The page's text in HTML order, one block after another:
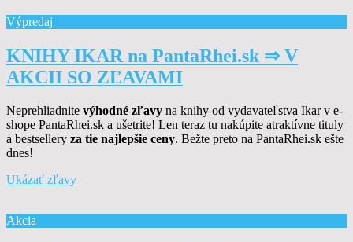
Výpredaj
KNIHY IKAR na PantaRhei.sk ⇒ V
AKCII SO ZĽAVAMI
Neprehliadnite výhodné zľavy na knihy od vydavateľstva Ikar v e-
shope PantaRhei.sk a ušetrite! Len teraz tu nakúpite atraktívne tituly
a bestsellery za tie najlepšie ceny. Bežte preto na PantaRhei.sk ešte
dnes!
Ukázať zľavy
Akcia